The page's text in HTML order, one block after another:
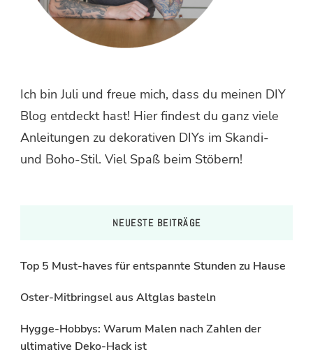
Ich bin Juli und freue mich, dass du meinen DIY
Blog entdeckt hast! Hier findest du ganz viele
Anleitungen zu dekorativen DIYs im Skandi-
und Boho-Stil. Viel Spaß beim Stöbern!
NEUESTE BEITRÄGE
Top 5 Must-haves für entspannte Stunden zu Hause
Oster-Mitbringsel aus Altglas basteln
Hygge-Hobbys: Warum Malen nach Zahlen der
ultimative Deko-Hack ist